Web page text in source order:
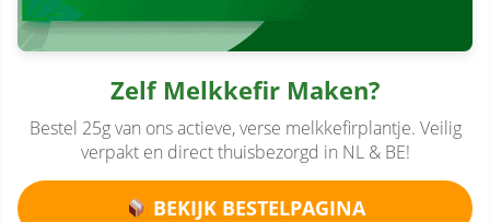
Zelf Melkkefir Maken?
Bestel 25g van ons actieve, verse melkkefirplantje. Veilig
verpakt en direct thuisbezorgd in NL & BE!
BEKIJK BESTELPAGINA